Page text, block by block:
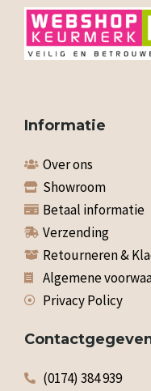
Informatie
Over ons
Showroom
Betaal informatie
Verzending
Retourneren &
Algemene
Privacy Policy
(0174) 384 939